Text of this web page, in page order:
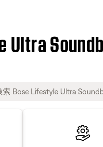
Ultra